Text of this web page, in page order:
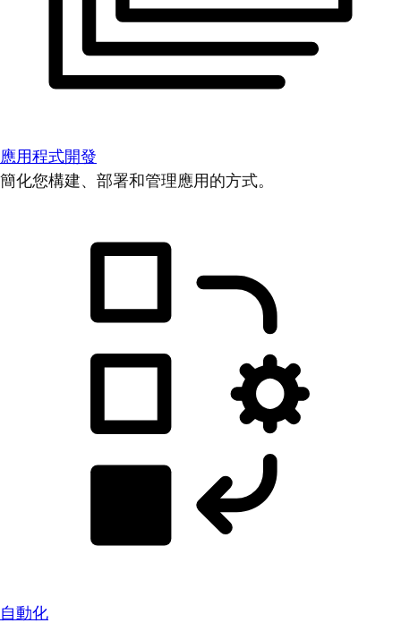
應用程式開發
簡化您構建、部署和管理應用的方式。
自動化